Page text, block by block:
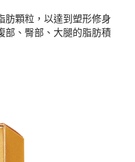
肪顆粒，以達到塑形修身
部、臀部、大腿的脂肪積